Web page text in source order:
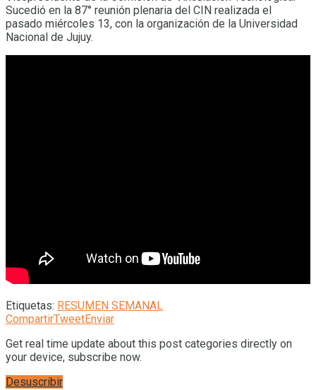
Sucedió en la 87° reunión plenaria del CIN realizada el
pasado miércoles 13, con la organización de la Universidad
Nacional de Jujuy.
Etiquetas: RESUMEN SEMANAL
CompartirTweetEnviar
Get real time update about this post categories directly on
your device, subscribe now.
Desuscribir